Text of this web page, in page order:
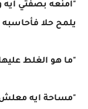
"امنعه بصفتي ايه
يلمح حلا فأحاسبه
"ما هو الغلط
"مساحة ايه